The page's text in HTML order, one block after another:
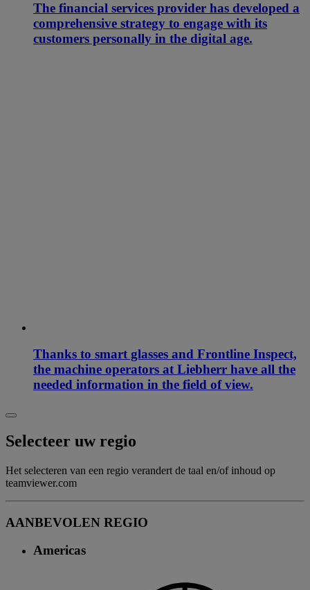
The financial services provider has developed a
comprehensive strategy to engage with its
customers personally in the digital age.
Thanks to smart glasses and Frontline Inspect,
the machine operators at Liebherr have all the
needed information in the field of view.
Selecteer uw regio
Het selecteren van een regio verandert de taal en/of inhoud op
teamviewer.com
AANBEVOLEN REGIO
Americas